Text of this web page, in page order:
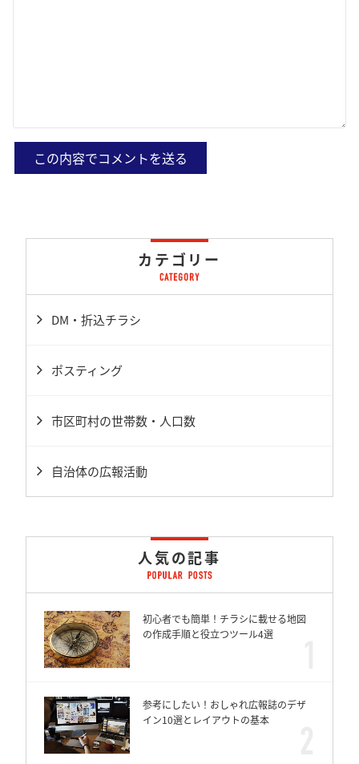
カテゴリー
DM・折込チラシ
ポスティング
市区町村の世帯数・人口数
自治体の広報活動
人気の記事
初心者でも簡単！チラシに載せる地図
の作成手順と役立つツール4選
参考にしたい！おしゃれ広報誌のデザ
イン10選とレイアウトの基本